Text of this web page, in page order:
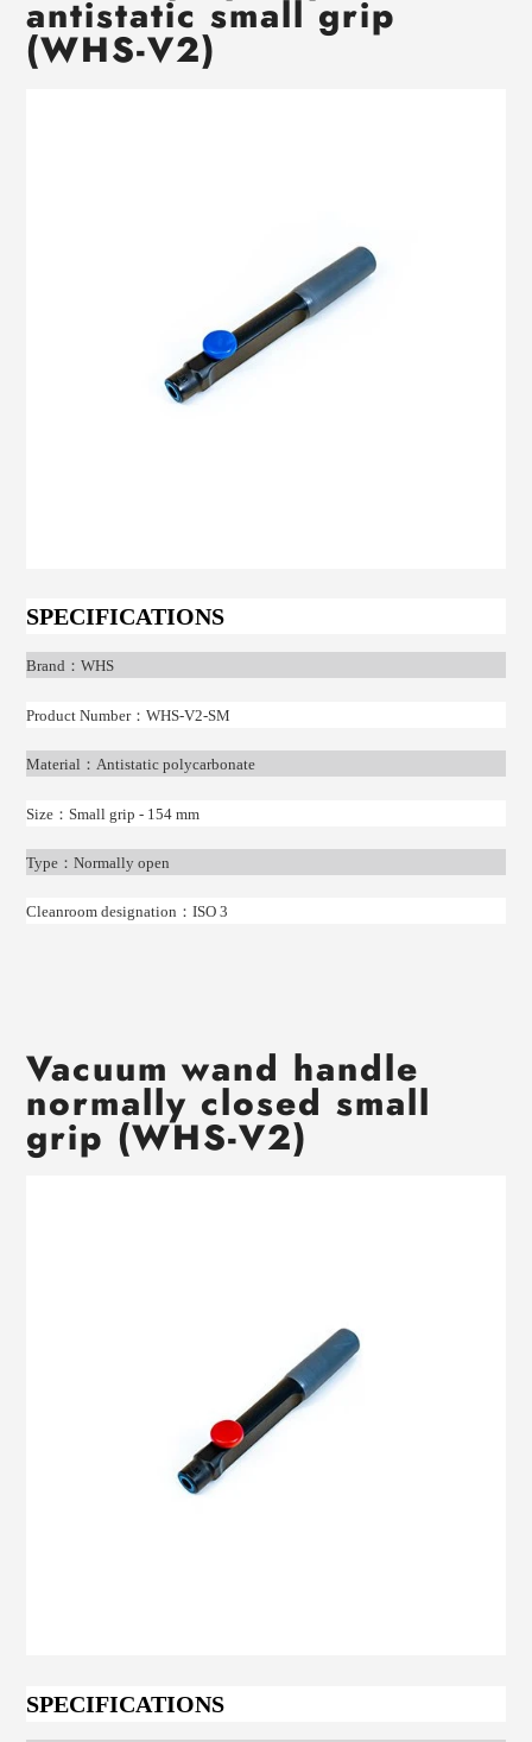
antistatic small grip
(WHS-V2)
SPECIFICATIONS
Brand ： WHS
Product Number： WHS-V2-SM
Material ： Antistatic polycarbonate
Size ： Small grip - 154 mm
Type ： Normally open
Cleanroom designation ： ISO 3
Vacuum wand handle
normally closed small
grip (WHS-V2)
SPECIFICATIONS